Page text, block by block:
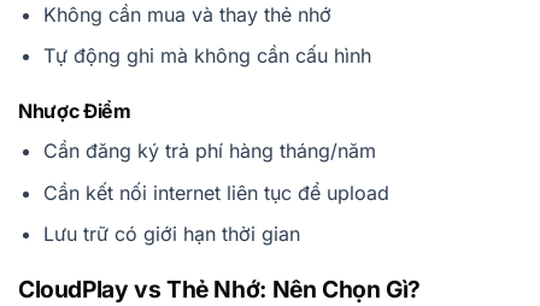
Không cần mua và thay thẻ nhớ
Tự động ghi mà không cần cấu hình
Nhược Điểm
Cần đăng ký trả phí hàng tháng/năm
Cần kết nối internet liên tục để upload
Lưu trữ có giới hạn thời gian
CloudPlay vs Thẻ Nhớ: Nên Chọn Gì?